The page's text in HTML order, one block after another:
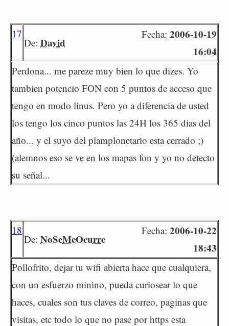
17
De: David
Fecha: 2006-10-19
16:04
Perdona... me pareze muy bien lo que dizes. Yo
tambien potencio FON con 5 puntos de acceso que
tengo en modo linus. Pero yo a diferencia de usted
los tengo los cinco puntos las 24H los 365 dias del
año... y el suyo del plamplonetario esta cerrado ;)
(alemnos eso se ve en los mapas fon y yo no detecto
su señal...
18
De: NoSeMeOcurre
Fecha: 2006-10-22
18:43
Pollofrito, dejar tu wifi abierta hace que cualquiera,
con un esfuerzo minino, pueda curiosear lo que
haces, cuales son tus claves de correo, paginas que
visitas, etc todo lo que no pase por https esta